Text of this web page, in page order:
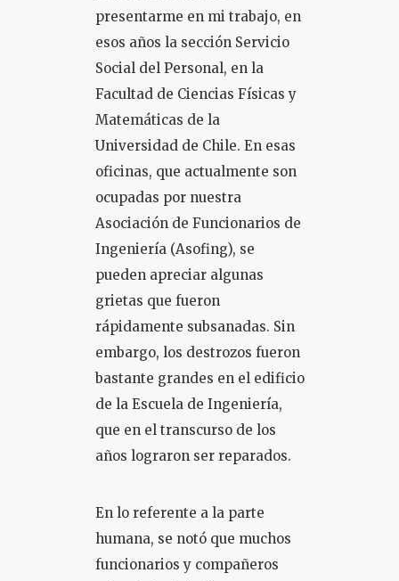
presentarme en mi trabajo, en
esos años la sección Servicio
Social del Personal, en la
Facultad de Ciencias Físicas y
Matemáticas de la
Universidad de Chile. En esas
oficinas, que actualmente son
ocupadas por nuestra
Asociación de Funcionarios de
Ingeniería (Asofing), se
pueden apreciar algunas
grietas que fueron
rápidamente subsanadas. Sin
embargo, los destrozos fueron
bastante grandes en el edificio
de la Escuela de Ingeniería,
que en el transcurso de los
años lograron ser reparados.
En lo referente a la parte
humana, se notó que muchos
funcionarios y compañeros